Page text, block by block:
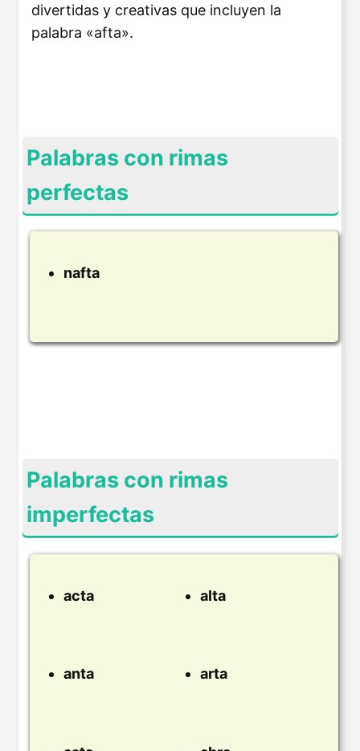
divertidas y creativas que incluyen la
palabra «afta».
Palabras con rimas
perfectas
nafta
Palabras con rimas
imperfectas
acta alta
anta arta